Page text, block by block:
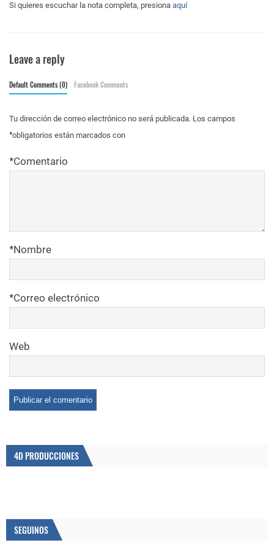
Si quieres escuchar la nota completa, presiona aquí
Leave a reply
Default Comments (0) Facebook Comments
Tu dirección de correo electrónico no será publicada. Los campos
obligatorios están marcados con
*
Comentario
*
Nombre
*
Correo electrónico
*
Web
4D PRODUCCIONES
SEGUINOS